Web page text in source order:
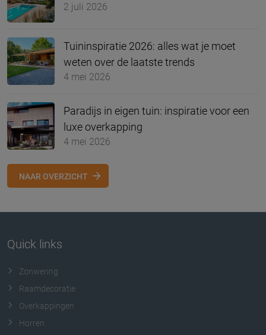
2 juli 2026
Tuininspiratie 2026: alles wat je moet
weten over de laatste trends
4 mei 2026
Paradijs in eigen tuin: inspiratie voor een
luxe overkapping
4 mei 2026
NAAR OVERZICHT
Quick links
Zonwering
Raamdecoratie
Overkappingen
Horren